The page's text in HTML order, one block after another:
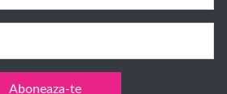
Aboneaza-te